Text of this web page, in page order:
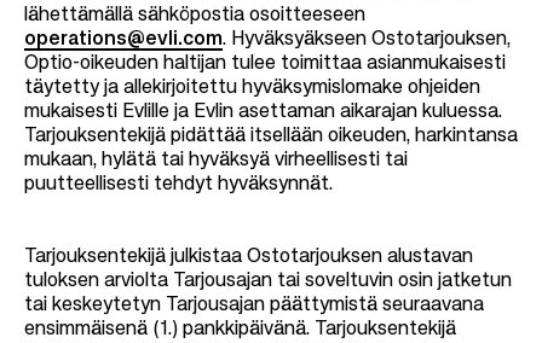
lähettämällä sähköpostia osoitteeseen
operations@evli.com. Hyväksyäkseen Ostotarjouksen,
Optio-oikeuden haltijan tulee toimittaa asianmukaisesti
täytetty ja allekirjoitettu hyväksymislomake ohjeiden
mukaisesti Evlille ja Evlin asettaman aikarajan kuluessa.
Tarjouksentekijä pidättää itsellään oikeuden, harkintansa
mukaan, hylätä tai hyväksyä virheellisesti tai
puutteellisesti tehdyt hyväksynnät.
Tarjouksentekijä julkistaa Ostotarjouksen alustavan
tuloksen arviolta Tarjousajan tai soveltuvin osin jatketun
tai keskeytetyn Tarjousajan päättymistä seuraavana
ensimmäisenä (1.) pankkipäivänä. Tarjouksentekijä